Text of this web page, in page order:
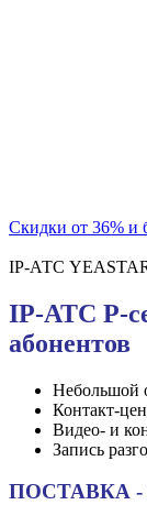
Скидки от 36% и
IP-АТС
IP-АТС P-
абонентов
Небольшой
Контакт-
Видео- и
Запись
ПОСТАВКА